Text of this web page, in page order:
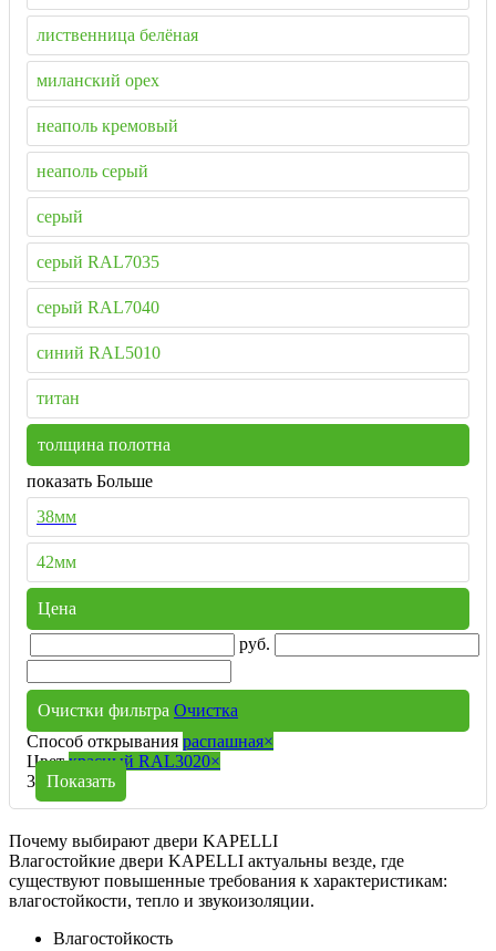
лиственница белёная
миланский орех
неаполь кремовый
неаполь серый
серый
серый RAL7035
серый RAL7040
синий RAL5010
титан
толщина полотна
показать Больше
38мм
42мм
Цена
руб.
Очистки фильтра Очистка
Способ открывания распашная×
Цвет красный RAL3020×
3 Показать
Почему выбирают двери KAPELLI
Влагостойкие двери KAPELLI актуальны везде, где
существуют повышенные требования к характеристикам:
влагостойкости, тепло и звукоизоляции.
Влагостойкость